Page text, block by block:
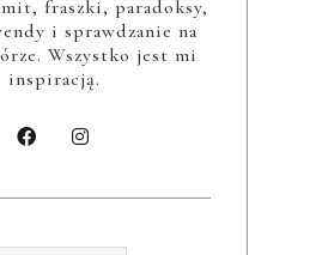
fraszki, paradoksy,
i sprawdzanie na
Wszystko jest mi
inspiracją.